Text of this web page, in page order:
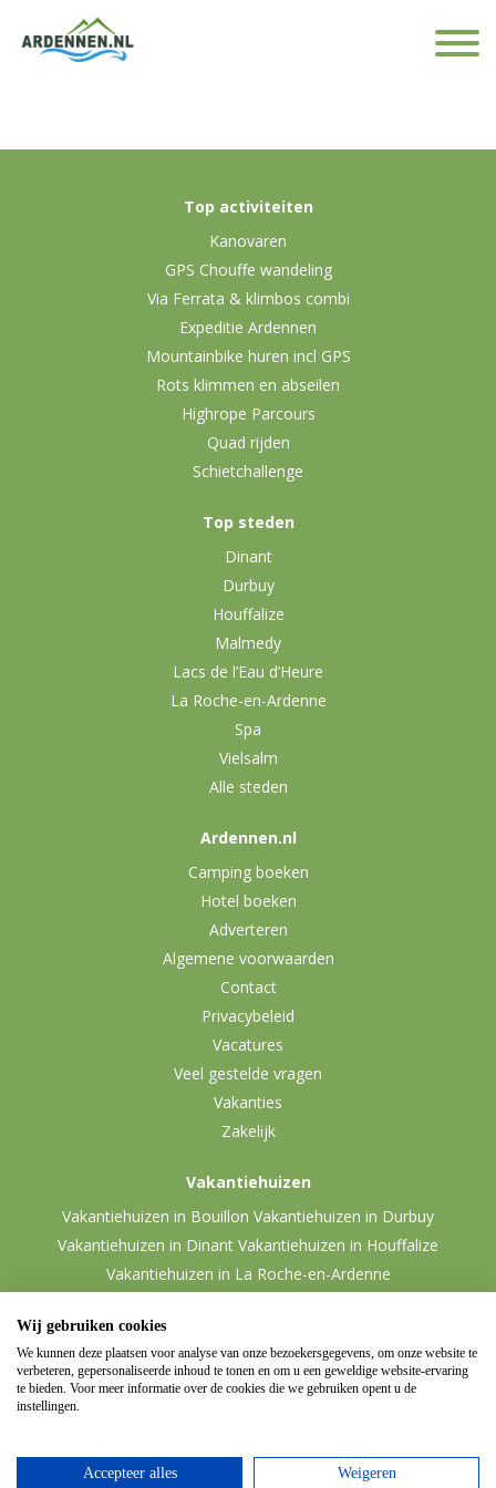
Top activiteiten
Kanovaren
GPS Chouffe wandeling
Via Ferrata & klimbos combi
Expeditie Ardennen
Mountainbike huren incl GPS
Rots klimmen en abseilen
Highrope Parcours
Quad rijden
Schietchallenge
Top steden
Dinant
Durbuy
Houffalize
Malmedy
Lacs de l’Eau d’Heure
La Roche-en-Ardenne
Spa
Vielsalm
Alle steden
Ardennen.nl
Camping boeken
Hotel boeken
Adverteren
Algemene voorwaarden
Contact
Privacybeleid
Vacatures
Veel gestelde vragen
Vakanties
Zakelijk
Vakantiehuizen
Vakantiehuizen in Bouillon Vakantiehuizen in Durbuy
Vakantiehuizen in Dinant Vakantiehuizen in Houffalize
Vakantiehuizen in La Roche-en-Ardenne
Wij gebruiken cookies
We kunnen deze plaatsen voor analyse van onze bezoekersgegevens, om onze website te
verbeteren, gepersonaliseerde inhoud te tonen en om u een geweldige website-ervaring
te bieden. Voor meer informatie over de cookies die we gebruiken opent u de
instellingen.
Accepteer alles Weigeren